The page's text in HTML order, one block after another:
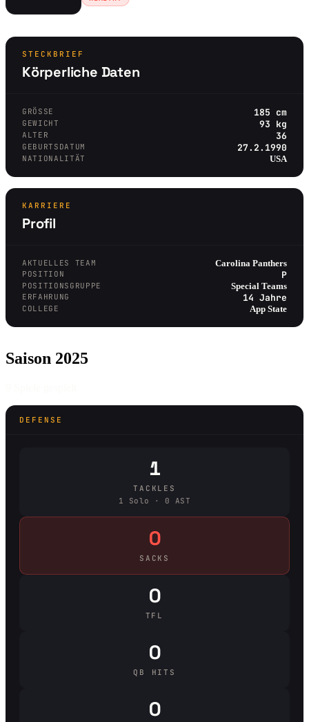
STECKBRIEF
Körperliche Daten
GRÖSSE 185 cm
GEWICHT 93 kg
ALTER 36
GEBURTSDATUM 27.2.1990
NATIONALITÄT USA
KARRIERE
Profil
AKTUELLES TEAM Carolina Panthers
POSITION P
POSITIONSGRUPPE Special Teams
ERFAHRUNG 14 Jahre
COLLEGE App State
Saison 2025
DEFENSE
1
TACKLES
1 Solo · 0 AST
0
SACKS
0
TFL
0
QB HITS
0